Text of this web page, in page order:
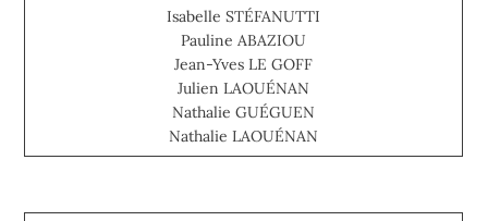
Isabelle STÉFANUTTI
Pauline ABAZIOU
Jean-Yves LE GOFF
Julien LAOUÉNAN
Nathalie GUÉGUEN
Nathalie LAOUÉNAN